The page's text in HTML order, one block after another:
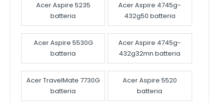
Acer Aspire 5235
batteria
Acer Aspire 4745g-
432g50 batteria
Acer Aspire 5530G
batteria
Acer Aspire 4745g-
432g32mn batteria
Acer TravelMate 7730G
batteria
Acer Aspire 5520
batteria